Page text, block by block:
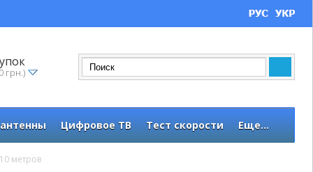
грн.)
Цифровое ТВ Тест скорости Еще...
метров